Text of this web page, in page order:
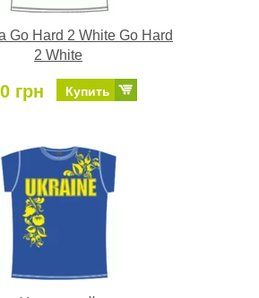
Go Hard 2 White Go Hard
2 White
грн Купить